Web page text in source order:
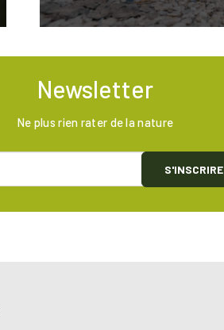
Newsletter
Ne plus rien rater de la nature
S'INSCRIRE